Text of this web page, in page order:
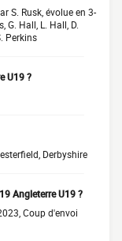
S. Rusk, évolue en 3-
G. Hall, L. Hall, D.
Perkins
U19 ?
Derbyshire
Angleterre U19 ?
Coup d'envoi